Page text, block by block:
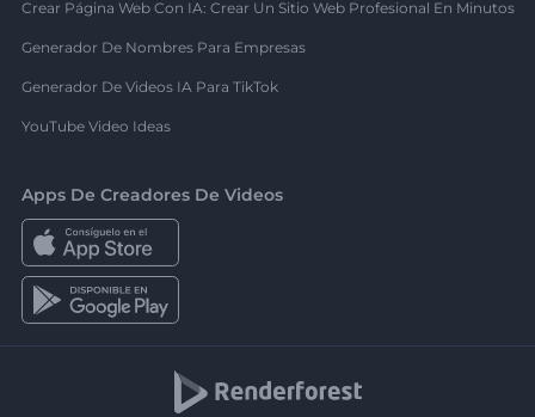
Crear Página Web Con IA: Crear Un Sitio Web Profesional En Minutos
Generador De Nombres Para Empresas
Generador De Videos IA Para TikTok
YouTube Video Ideas
Apps De Creadores De Videos